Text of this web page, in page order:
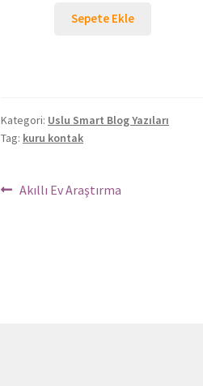
Sepete Ekle
Kategori: Uslu Smart Blog Yazıları
Tag: kuru kontak
Yazı
Önceki
Akıllı Ev Araştırma